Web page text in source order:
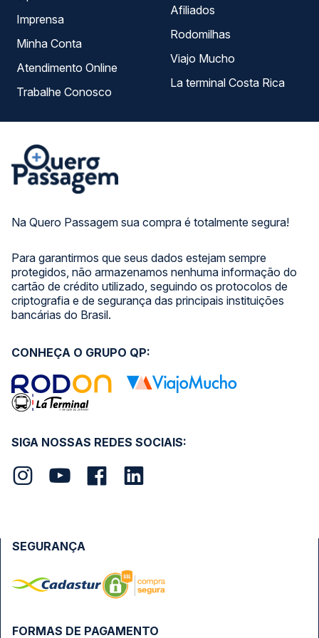
Na Quero Passagem sua compra é totalmente segura!
Para garantirmos que seus dados estejam sempre
protegidos, não armazenamos nenhuma informação do
cartão de crédito utilizado, seguindo os protocolos de
criptografia e de segurança das principais instituições
bancárias do Brasil.
Imprensa
Minha Conta
Atendimento Online
Trabalhe Conosco
Afiliados
Rodomilhas
Viajo Mucho
La terminal Costa Rica
SIGA NOSSAS REDES SOCIAIS:
CONHEÇA O GRUPO QP:
FORMAS DE PAGAMENTO
SEGURANÇA